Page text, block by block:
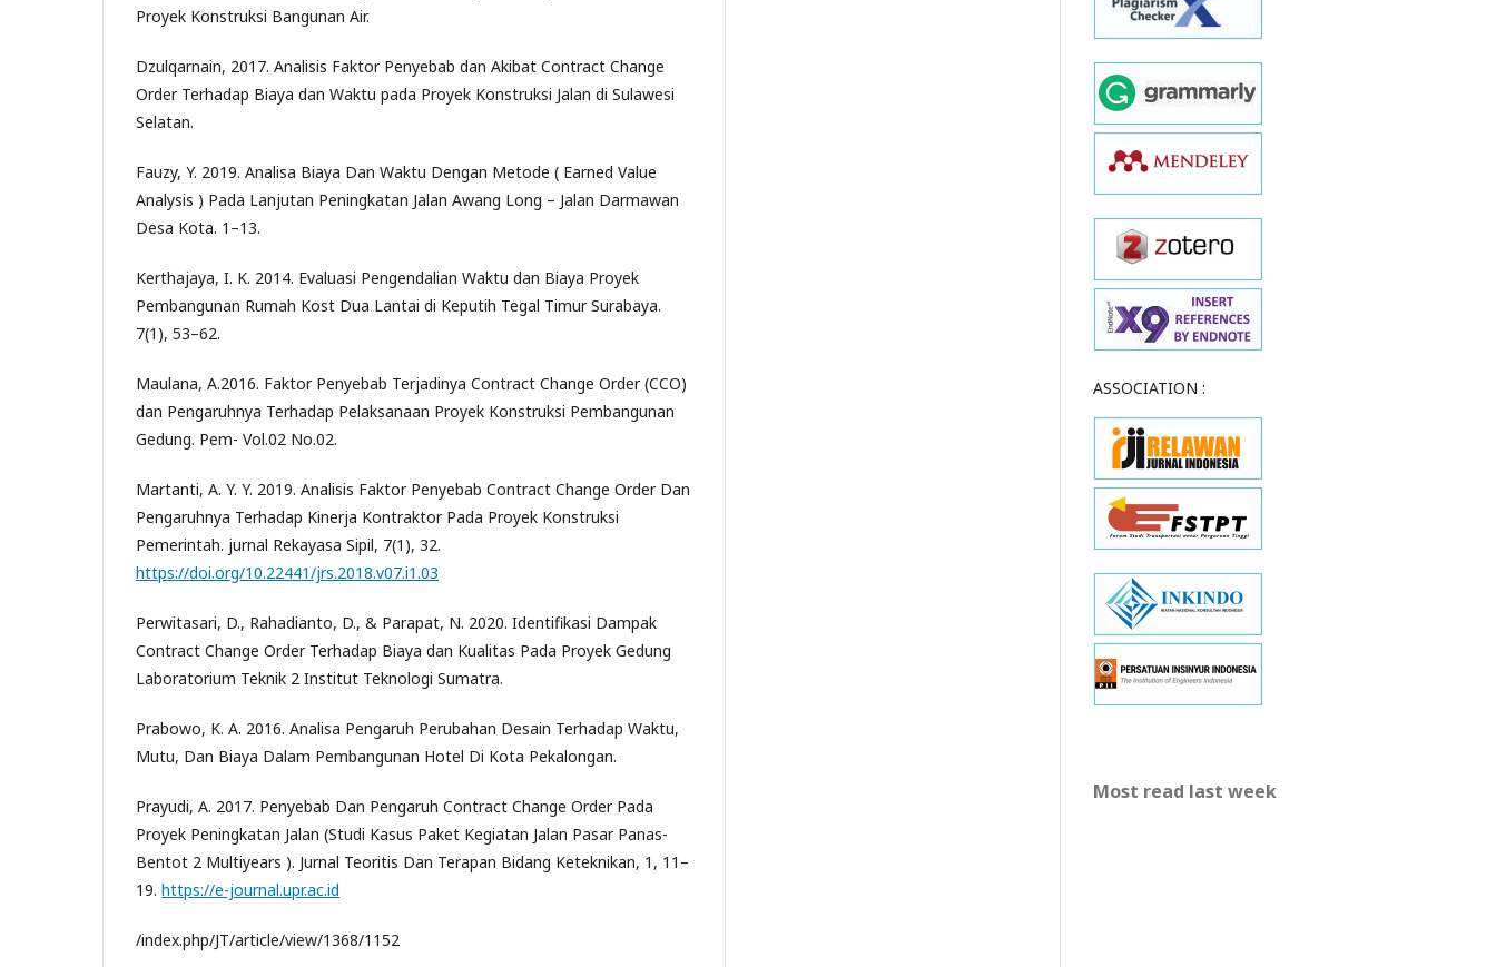
Proyek Konstruksi Bangunan Air.
Dzulqarnain, 2017. Analisis Faktor Penyebab dan Akibat Contract Change
Order Terhadap Biaya dan Waktu pada Proyek Konstruksi Jalan di Sulawesi
Selatan.
Fauzy, Y. 2019. Analisa Biaya Dan Waktu Dengan Metode ( Earned Value
Analysis ) Pada Lanjutan Peningkatan Jalan Awang Long – Jalan Darmawan
Desa Kota. 1–13.
Kerthajaya, I. K. 2014. Evaluasi Pengendalian Waktu dan Biaya Proyek
Pembangunan Rumah Kost Dua Lantai di Keputih Tegal Timur Surabaya.
7(1), 53–62.
Maulana, A.2016. Faktor Penyebab Terjadinya Contract Change Order (CCO)
dan Pengaruhnya Terhadap Pelaksanaan Proyek Konstruksi Pembangunan
Gedung. Pem- Vol.02 No.02.
Martanti, A. Y. Y. 2019. Analisis Faktor Penyebab Contract Change Order Dan
Pengaruhnya Terhadap Kinerja Kontraktor Pada Proyek Konstruksi
Pemerintah. jurnal Rekayasa Sipil, 7(1), 32.
https://doi.org/10.22441/jrs.2018.v07.i1.03
Perwitasari, D., Rahadianto, D., & Parapat, N. 2020. Identifikasi Dampak
Contract Change Order Terhadap Biaya dan Kualitas Pada Proyek Gedung
Laboratorium Teknik 2 Institut Teknologi Sumatra.
Prabowo, K. A. 2016. Analisa Pengaruh Perubahan Desain Terhadap Waktu,
Mutu, Dan Biaya Dalam Pembangunan Hotel Di Kota Pekalongan.
Prayudi, A. 2017. Penyebab Dan Pengaruh Contract Change Order Pada
Proyek Peningkatan Jalan (Studi Kasus Paket Kegiatan Jalan Pasar Panas-
Bentot 2 Multiyears ). Jurnal Teoritis Dan Terapan Bidang Keteknikan, 1, 11–
19. https://e-journal.upr.ac.id
/index.php/JT/article/view/1368/1152
ASSOCIATION :
Most read last week